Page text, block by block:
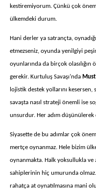
kestiremiyorum. Çünkü çok
ülkemdeki durum.
Hani derler ya satrançta,
etmezseniz, oyunda yenilgiyi
oyunlarında da birçok
gerekir. Kurtuluş Savaşı’nda
lojistik destek yollarını kesersen,
savaşta nasıl strateji önemli ise
unsurdur. Her adım düşünülerek
Siyasette de bu adımlar çok
mertçe oynanmaz. Hele bizim
oynanmakta. Halk yoksullukla ve
sahiplerinin hiç umurunda
rahatça at oynatılmasına mani